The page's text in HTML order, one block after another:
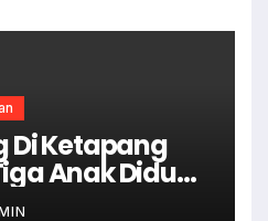
Di Ketapang
Anak Diduga
Tersangka